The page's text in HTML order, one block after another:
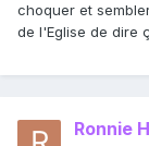
choquer et
de l'Eglise de dire
Ronnie